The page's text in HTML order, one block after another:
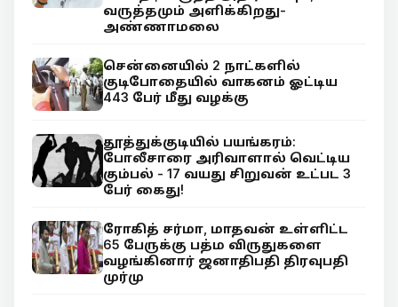
வருத்தமும் அளிக்கிறது-
அண்ணாமலை
சென்னையில் 2 நாட்களில்
குடிபோதையில் வாகனம் ஓட்டிய
443 பேர் மீது வழக்கு
தூத்துக்குடியில் பயங்கரம்:
போலீசாரை அரிவாளால் வெட்டிய
கும்பல் - 17 வயது சிறுவன் உட்பட 3
பேர் கைது!
ரோகித் சர்மா, மாதவன் உள்ளிட்ட
65 பேருக்கு பத்ம விருதுகளை
வழங்கினார் ஜனாதிபதி திரவுபதி
முர்மு